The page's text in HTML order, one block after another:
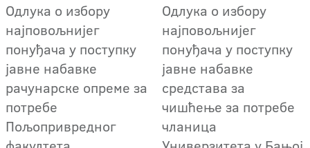
Oдлука о избору
најповољнијег
понуђача у поступку
јавне набавке
рачунарске опреме за
потребе
Пољопривредног
Oдлука о избору
најповољнијег
понуђача у поступку
јавне набавке
средстава за
чишћење за потребе
чланица